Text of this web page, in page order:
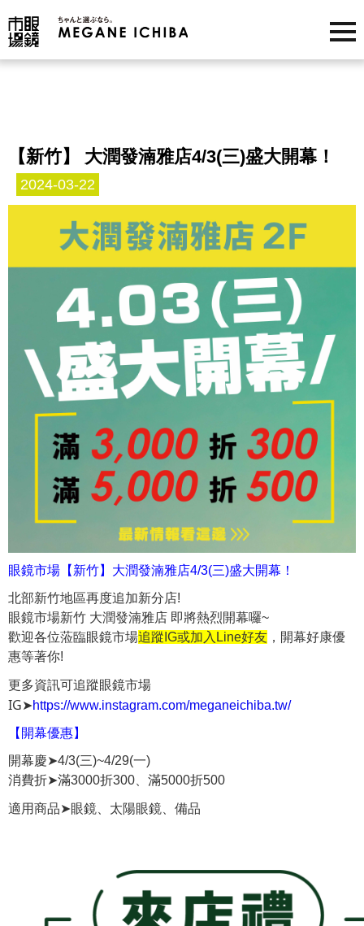
【新竹】 大潤發湳雅店4/3(三)盛大開幕！
2024-03-22
眼鏡市場【新竹】大潤發湳雅店4/3(三)盛大開幕！
北部新竹地區再度追加新分店!
眼鏡市場新竹 大潤發湳雅店 即將熱烈開幕囉~
歡迎各位蒞臨眼鏡市場追蹤IG或加入Line好友 ，開幕好康優
惠等著你!
更多資訊可追蹤眼鏡市場
IG➤https://www.instagram.com/meganeichiba.tw/
【開幕優惠】
開幕慶➤4/3(三)~4/29(一)
消費折➤滿3000折300、滿5000折500
適用商品➤眼鏡、太陽眼鏡、備品